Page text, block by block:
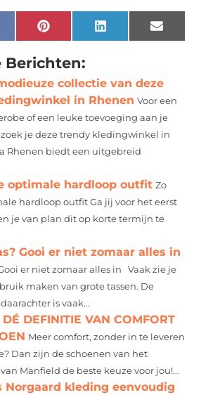
Pinterest LinkedIn Email
Berichten:
collectie van deze
in Rhenen Voor een
of een leuke toevoeging aan je
je deze trendy kledingwinkel in
Rhenen biedt een uitgebreid
optimale hardloop outfit Zo
hardloop outfit Ga jij voor het eerst
je van plan dit op korte termijn te
Gooi er niet zomaar alles in
er niet zomaar alles in Vaak zie je
maken van grote tassen. De
is vaak...
DÉ DEFINITIE VAN COMFORT
Meer comfort, zonder in te leveren
Dan zijn de schoenen van het
Manfield de beste keuze voor jou!...
Norgaard kleding eenvoudig